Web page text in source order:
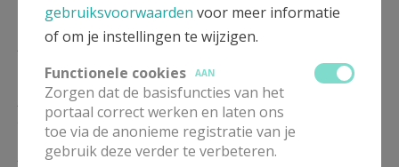
10/01
10.00 Eucharistie
24/01
10.00 Eucharistie
10.00 Eucharistie
gebruiksvoorwaarden voor meer informatie
of om je instellingen te wijzigen.
Functionele cookies
AAN
Zorgen dat de basisfuncties van het
portaal correct werken en laten ons
toe via de anonieme registratie van je
gebruik deze verder te verbeteren.